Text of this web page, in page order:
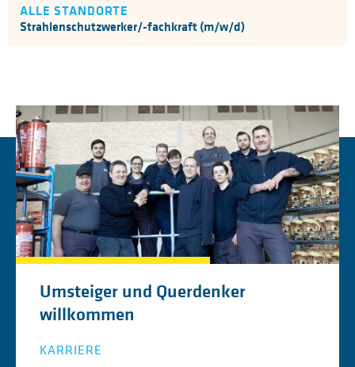
ALLE STANDORTE
Strahlenschutzwerker/-fachkraft (m/w/d)
Umsteiger und Querdenker
willkommen
KARRIERE